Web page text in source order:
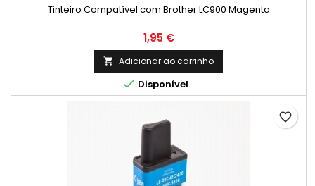
Tinteiro Compatível com Brother LC900 Magenta
Preço
1,95 €
 Adicionar ao carrinho
 Disponível
favorite_border